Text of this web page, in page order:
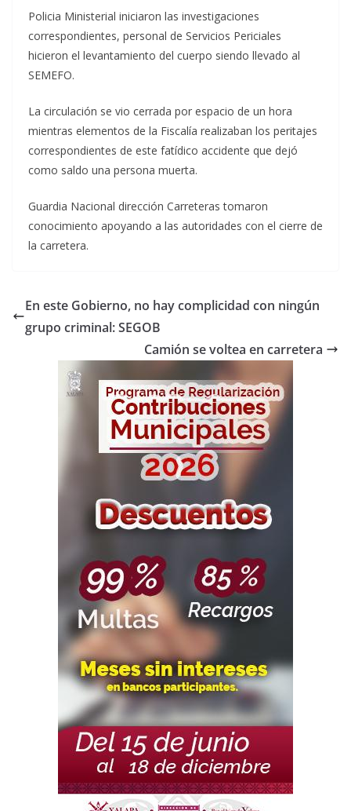
Policia Ministerial iniciaron las investigaciones
correspondientes, personal de Servicios Periciales
hicieron el levantamiento del cuerpo siendo llevado al
SEMEFO.
La circulación se vio cerrada por espacio de un hora
mientras elementos de la Fiscalía realizaban los peritajes
correspondientes de este fatídico accidente que dejó
como saldo una persona muerta.
Guardia Nacional dirección Carreteras tomaron
conocimiento apoyando a las autoridades con el cierre de
la carretera.
En este Gobierno, no hay complicidad con ningún
grupo criminal: SEGOB
Camión se voltea en carretera